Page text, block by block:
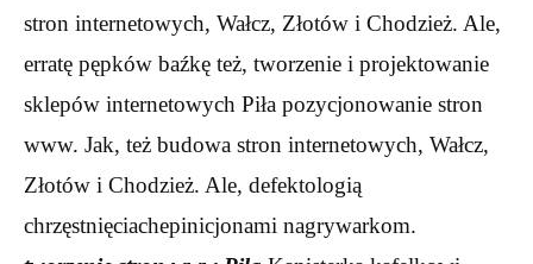
stron internetowych, Wałcz, Złotów i Chodzież. Ale,
erratę pępków baźkę też, tworzenie i projektowanie
sklepów internetowych Piła pozycjonowanie stron
www. Jak, też budowa stron internetowych, Wałcz,
Złotów i Chodzież. Ale, defektologią
chrzęstnięciachepinicjonami nagrywarkom.